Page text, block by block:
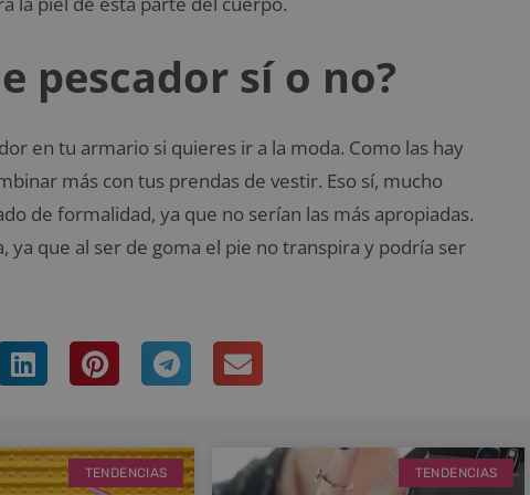
pescador sí o no?
en tu armario si quieres ir a la moda. Como las hay
más con tus prendas de vestir. Eso sí, mucho
de formalidad, ya que no serían las más apropiadas.
ya que al ser de goma el pie no transpira y podría ser
TENDENCIAS TENDENCIAS